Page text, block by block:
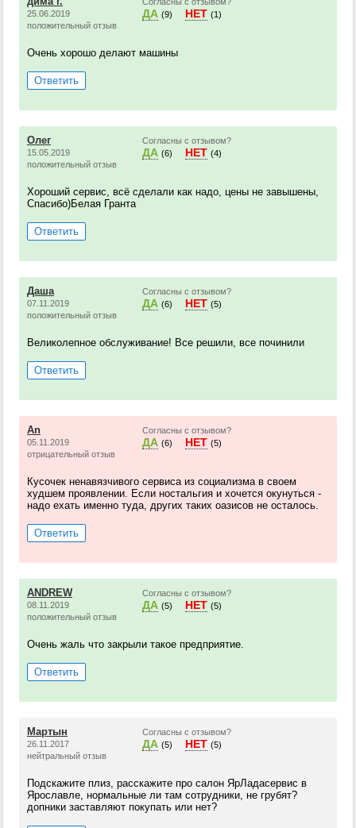
25.06.2019
положительный отзыв
ДА (9) НЕТ (1)
Очень хорошо делают машины
Ответить
Олег
15.05.2019
положительный отзыв
Согласны с отзывом?
ДА (6) НЕТ (4)
Хороший сервис, всё сделали как надо, цены не завышены,
Спасибо)Белая Гранта
Ответить
Даша
07.11.2019
положительный отзыв
Согласны с отзывом?
ДА (6) НЕТ (5)
Великолепное обслуживание! Все решили, все починили
Ответить
An
05.11.2019
отрицательный отзыв
Согласны с отзывом?
ДА (6) НЕТ (5)
Кусочек ненавязчивого сервиса из социализма в своем
худшем проявлении. Если ностальгия и хочется окунуться -
надо ехать именно туда, других таких оазисов не осталось.
Ответить
ANDREW
08.11.2019
положительный отзыв
Согласны с отзывом?
ДА (5) НЕТ (5)
Очень жаль что закрыли такое предприятие.
Ответить
Мартын
26.11.2017
нейтральный отзыв
Согласны с отзывом?
ДА (5) НЕТ (5)
Подскажите плиз, расскажите про салон ЯрЛадасервис в
Ярославле, нормальные ли там сотрудники, не грубят?
допники заставляют покупать или нет?